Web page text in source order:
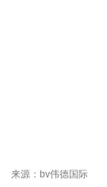
来源：bv伟德国际